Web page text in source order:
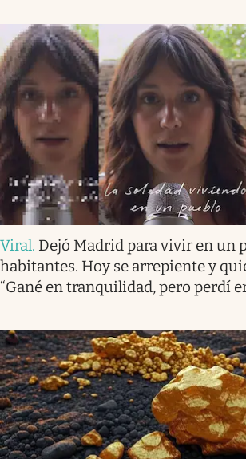
Viral. Dejó Madrid para vivir en un
habitantes. Hoy se arrepiente y
“Gané en tranquilidad, pero perdí